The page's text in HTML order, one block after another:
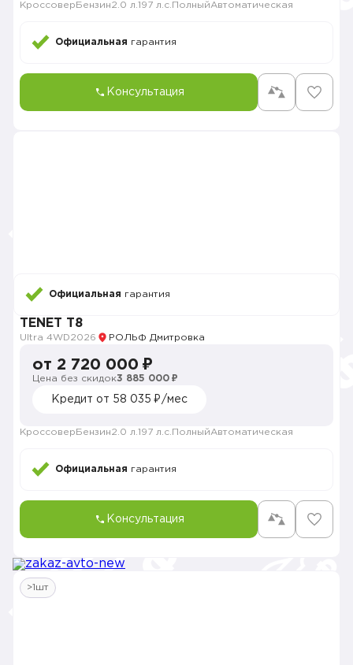
Кроссовер Бензин2.0 л. 197 л.с. ПолныйАвтоматическая
Официальная гарантия
Консультация
Официальная гарантия
TENET T8
Ultra 4WD2026 РОЛЬФ Дмитровка
от 2 720 000 ₽
Цена без скидок3 885 000 ₽
Кредит от 58 035 ₽/мес
Кроссовер Бензин2.0 л. 197 л.с. ПолныйАвтоматическая
Официальная гарантия
Консультация
>1шт